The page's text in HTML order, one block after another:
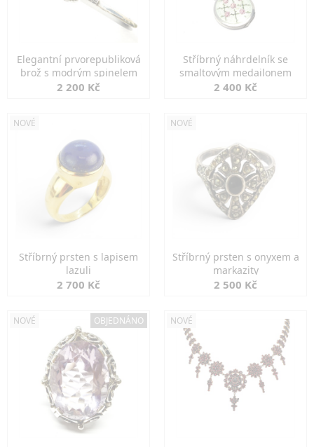
Elegantní prvorepubliková
brož s modrým spinelem
2 200 Kč
Stříbrný náhrdelník se
smaltovým medailonem
2 400 Kč
NOVÉ
Stříbrný prsten s lapisem
lazuli
2 700 Kč
NOVÉ
Stříbrný prsten s onyxem a
markazity
2 500 Kč
NOVÉ OBJEDNÁNO NOVÉ